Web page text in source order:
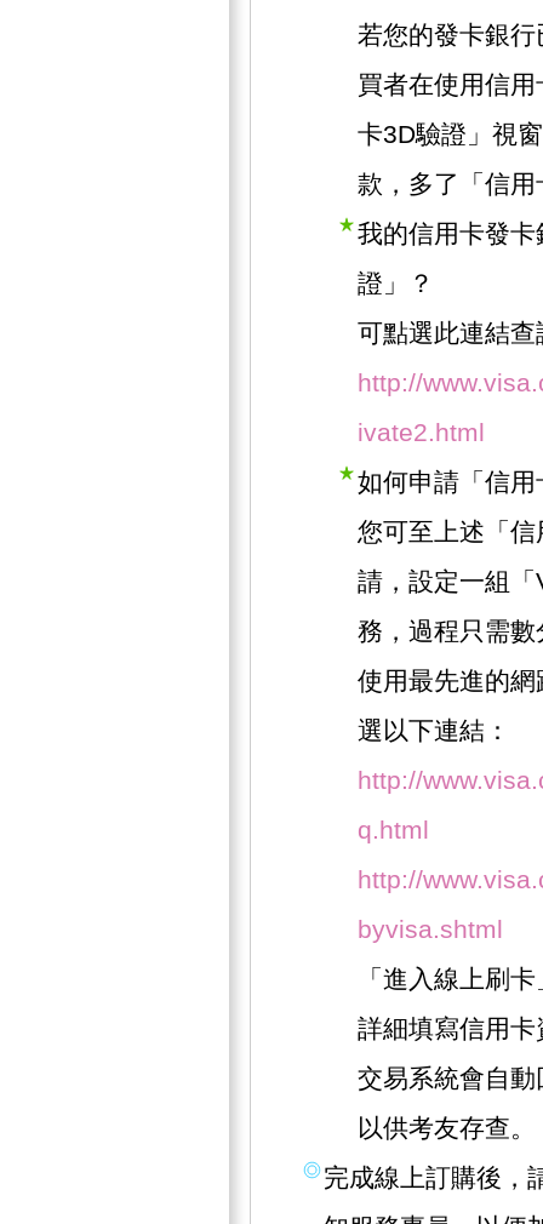
若您的發卡銀
買者在使用信
卡3D驗證」視
款，多了「信
我的信用卡發
證」？
可點選此連結查
http://
ivate2.html
如何申請「信
您可至上述「
請，設定一組
務，過程只需
使用最先進的
選以下連結：
http://
q.html
http://
byvisa.shtml
「進入線上刷
詳細填寫信用
交易系統會自
以供考友存查。
完成線上訂購後，